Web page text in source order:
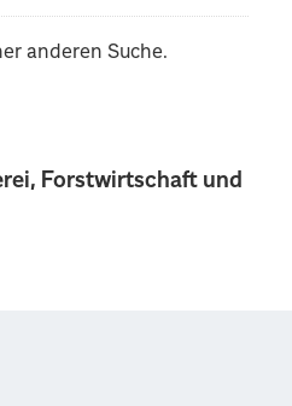
Forstwirtschaft und
anderen Suche.